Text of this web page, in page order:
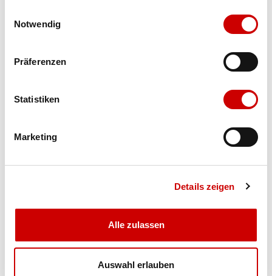
Notwendig
Präferenzen
Statistiken
Marketing
Details zeigen
Alle zulassen
Auswahl erlauben
IN DEN WARENKORB
Bis 17:00 Uhr bestellen: morgen geliefert - ab CHF 50.00
Produktbeschreibung